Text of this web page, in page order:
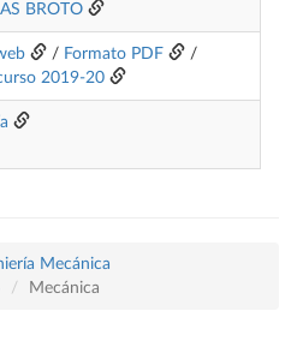
BROTO
/ Formato PDF
/
2019-20
Mecánica
Mecánica